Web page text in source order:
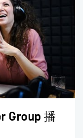
Group 播